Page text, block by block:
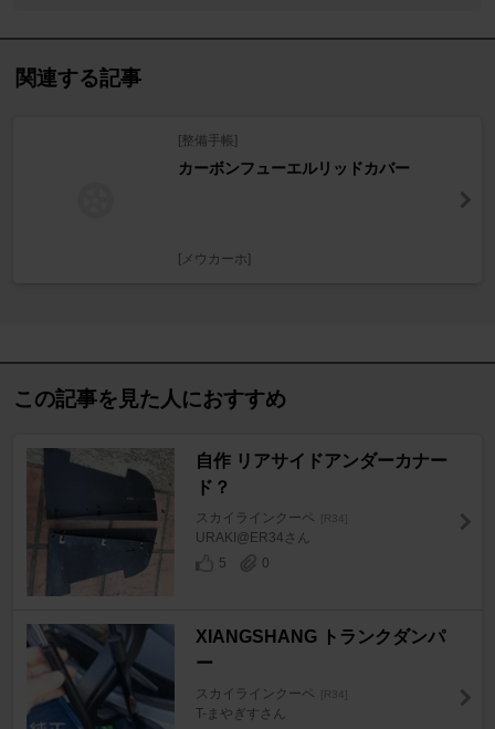
関連する記事
[整備手帳]
カーボンフューエルリッドカバー
[メウカーホ]
この記事を見た人におすすめ
自作 リアサイドアンダーカナー
ド？
スカイラインクーペ [R34]
URAKI@ER34さん
5
0
XIANGSHANG トランクダンパ
ー
スカイラインクーペ [R34]
T-まやぎすさん